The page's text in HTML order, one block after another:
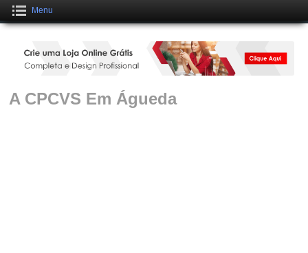
Menu
A CPCVS Em Águeda
Crie uma Loja Online Grátis